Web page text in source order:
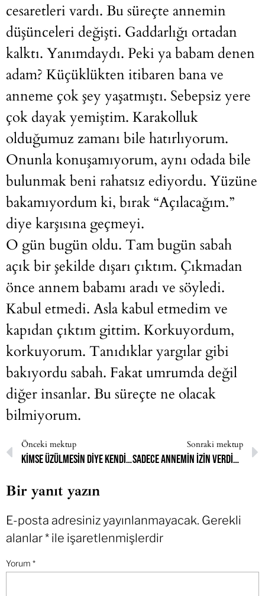
cesaretleri vardı. Bu süreçte annemin
düşünceleri değişti. Gaddarlığı ortadan
kalktı. Yanımdaydı. Peki ya babam denen
adam? Küçüklükten itibaren bana ve
anneme çok şey yaşatmıştı. Sebepsiz yere
çok dayak yemiştim. Karakolluk
olduğumuz zamanı bile hatırlıyorum.
Onunla konuşamıyorum, aynı odada bile
bulunmak beni rahatsız ediyordu. Yüzüne
bakamıyordum ki, bırak “Açılacağım.”
diye karşısına geçmeyi.
O gün bugün oldu. Tam bugün sabah
açık bir şekilde dışarı çıktım. Çıkmadan
önce annem babamı aradı ve söyledi.
Kabul etmedi. Asla kabul etmedim ve
kapıdan çıktım gittim. Korkuyordum,
korkuyorum. Tanıdıklar yargılar gibi
bakıyordu sabah. Fakat umrumda değil
diğer insanlar. Bu süreçte ne olacak
bilmiyorum.
Önceki mektup
Kimse üzülmesin diye kendimi üzdüm
Sonraki mektup
Sadece annemin izin verdiği zaman açabilirdim
Bir yanıt yazın
E-posta adresiniz yayınlanmayacak. Gerekli
alanlar* ile işaretlenmişlerdir
Yorum *